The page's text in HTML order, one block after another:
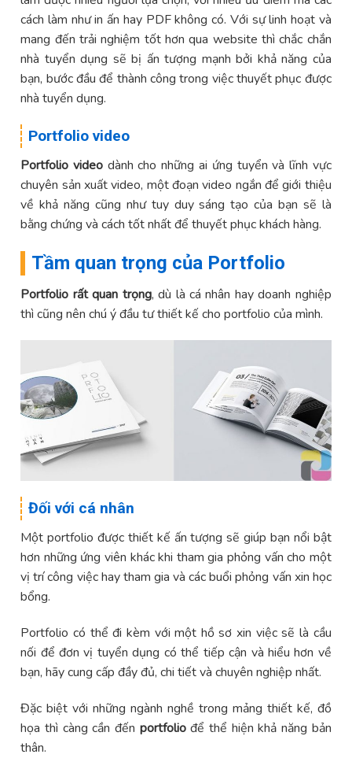
cách làm như in ấn hay PDF không có. Với sự linh hoạt và
mang đến trải nghiệm tốt hơn qua website thì chắc chắn
nhà tuyển dụng sẽ bị ấn tượng mạnh bởi khả năng của
bạn, bước đầu để thành công trong việc thuyết phục được
nhà tuyển dụng.
Portfolio video
Portfolio videodành cho những ai ứng tuyển và lĩnh vực
chuyên sản xuất video, một đoạn video ngắn để giới thiệu
về khả năng cũng như tuy duy sáng tạo của bạn sẽ là
bằng chứng và cách tốt nhất để thuyết phục khách hàng.
Tầm quan trọng của Portfolio
Portfolio rất quan trọng, dù là cá nhân hay doanh nghiệp
thì cũng nên chú ý đầu tư thiết kế cho portfolio của mình.
Đối với cá nhân
Một portfolio được thiết kế ấn tượng sẽ giúp bạn nổi bật
hơn những ứng viên khác khi tham gia phỏng vấn cho một
vị trí công việc hay tham gia và các buổi phỏng vấn xin học
bổng.
Portfolio có thể đi kèm với một hồ sơ xin việc sẽ là cầu
nối để đơn vị tuyển dụng có thể tiếp cận và hiểu hơn về
bạn, hãy cung cấp đầy đủ, chi tiết và chuyên nghiệp nhất.
Đặc biệt với những ngành nghề trong mảng thiết kế, đồ
họa thì càng cần đến portfoliođể thể hiện khả năng bản
thân.